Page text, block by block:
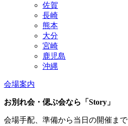
佐賀
長崎
熊本
大分
宮崎
鹿児島
沖縄
会場案内
お別れ会・偲ぶ会なら「Story」
会場手配、準備から当日の開催まで